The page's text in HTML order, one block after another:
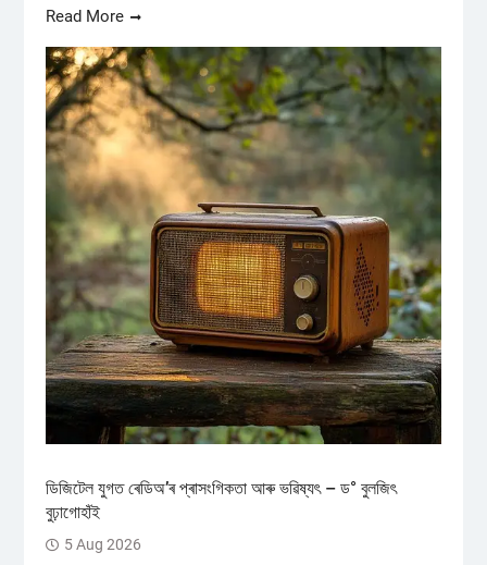
Read More
ডিজিটেল যুগত ৰেডিঅ’ৰ প্ৰাসংগিকতা আৰু ভৱিষ্যৎ – ড° বুলজিৎ
বুঢ়াগোহাঁই
5 Aug 2026